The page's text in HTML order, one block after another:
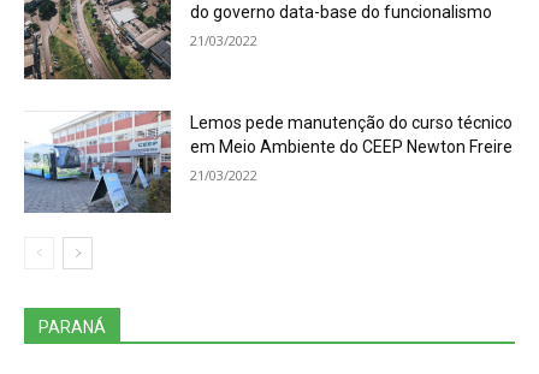
do governo data-base do funcionalismo
21/03/2022
Lemos pede manutenção do curso técnico
em Meio Ambiente do CEEP Newton Freire
21/03/2022
PARANÁ